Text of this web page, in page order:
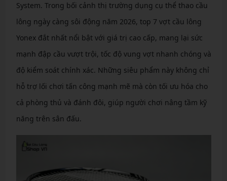
System. Trong bối cảnh thị trường dụng cụ thể thao cầu
lông ngày càng sôi động năm 2026, top 7 vợt cầu lông
Yonex đắt nhất nổi bật với giá trị cao cấp, mang lại sức
mạnh đập cầu vượt trội, tốc độ vung vợt nhanh chóng và
độ kiểm soát chính xác. Những siêu phẩm này không chỉ
hỗ trợ lối chơi tấn công mạnh mẽ mà còn tối ưu hóa cho
cả phòng thủ và đánh đôi, giúp người chơi nâng tầm kỹ
năng trên sân đấu.